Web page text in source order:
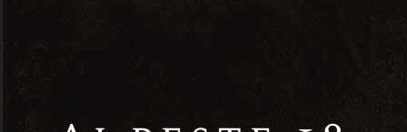
Our